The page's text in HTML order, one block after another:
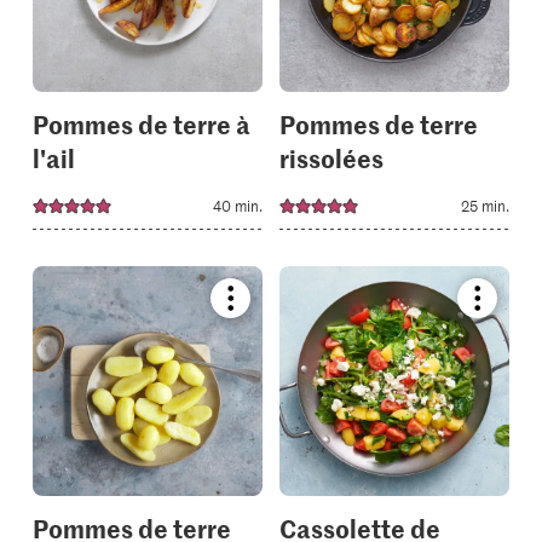
collections.
Pommes de terre à
l'ail
40 min.
your
Pommes de terre
rissolées
25 min.
Bookmark
recipe
or
add
it
to
your
collections.
Pommes de terre
recipe
or
add
it
to
your
Cassolette de